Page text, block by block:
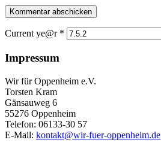
Current ye@r *
Impressum
Wir für Oppenheim e.V.
Torsten Kram
Gänsauweg 6
55276 Oppenheim
Telefon: 06133-30 57
E-Mail: kontakt@wir-fuer-oppenheim.de